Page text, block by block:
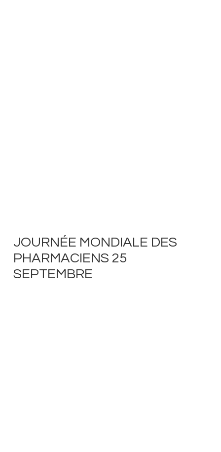
JOURNÉE MONDIALE DES
PHARMACIENS 25
SEPTEMBRE